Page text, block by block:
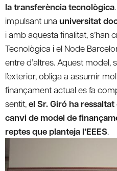
la transferència tecnològica
impulsant una universitat
i amb aquesta finalitat, s’han
Tecnològica i el Node
entre d’altres. Aquest model,
l’exterior, obliga a assumir
finançament actual es fa
sentit,el Sr. Giró ha
canvi de model de
reptes que planteja l’EEES.